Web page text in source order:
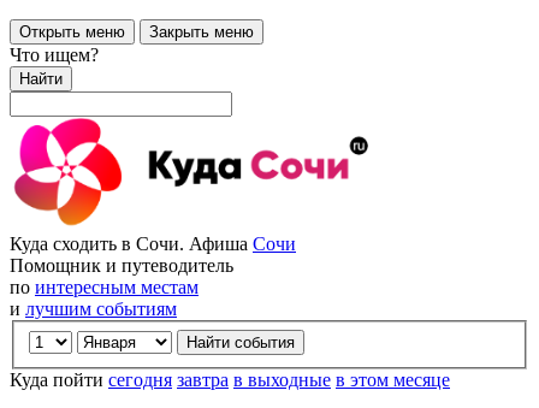
Открыть меню Закрыть меню
Что ищем?
Найти
Куда сходить в Сочи. Афиша Сочи
Помощник и путеводитель
по интересным местам
и лучшим событиям
Куда пойти сегодня завтра в выходные в этом месяце